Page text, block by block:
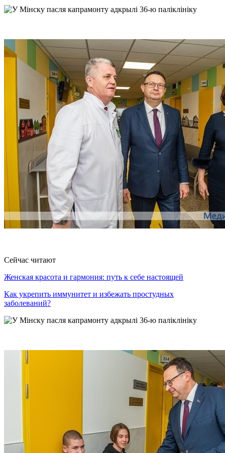
Сейчас читают
Женская красота и гармония: путь к себе настоящей
Как укрепить иммунитет и избежать простудных
заболеваний?